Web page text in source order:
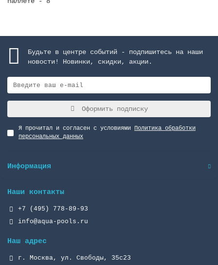
Будьте в центре событий - подпишитесь на наши
новости! Новинки, скидки, акции.
Оформить подписку
Я прочитал и согласен с условиями Политика обработки
персональных данных
Информация
Наши контакты
+7 (495) 778-89-93
info@aqua-pools.ru
Наш адрес
г. Москва, ул. Свободы, 35с23